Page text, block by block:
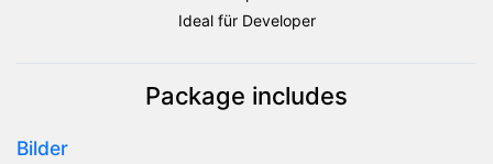
Ideal für Developer
Package includes
Bilder